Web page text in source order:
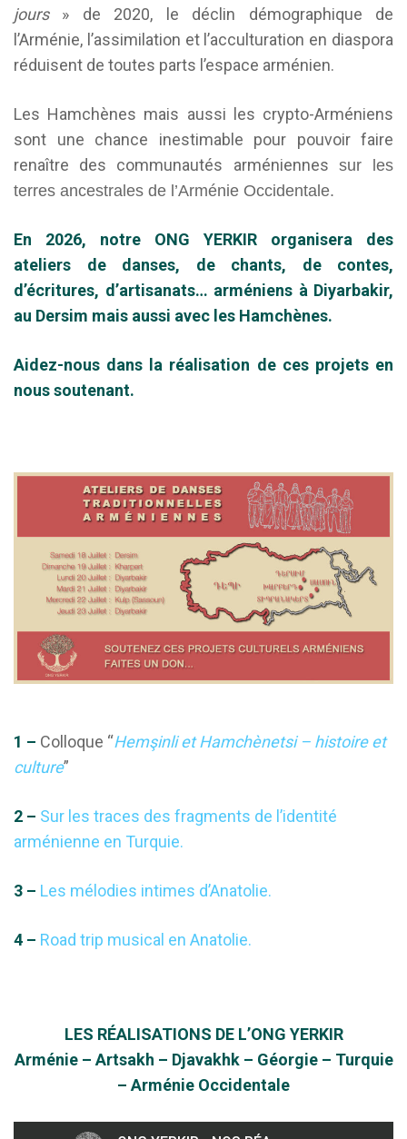
jours» de 2020, le déclin démographique de
l’Arménie, l’assimilation et l’acculturation en diaspora
réduisent de toutes parts l’espace arménien.
Les Hamchènes mais aussi les crypto-Arméniens
sont une chance inestimable pour pouvoir faire
renaître des communautés arméniennes sur les
terres ancestrales de l’Arménie Occidentale.
En 2026, notre ONG YERKIR organisera des
ateliers de danses, de chants, de contes,
d’écritures, d’artisanats… arméniens à Diyarbakir,
au Dersim mais aussi avec les Hamchènes.
Aidez-nous dans la réalisation de ces projets en
nous soutenant.
1 – Colloque “Hemşinli et Hamchènetsi – histoire et
culture”
2 – Sur les traces des fragments de l’identité
arménienne en Turquie.
3 – Les mélodies intimes d’Anatolie.
4 – Road trip musical en Anatolie.
LES RÉALISATIONS DE L’ONG YERKIR
Arménie – Artsakh – Djavakhk – Géorgie – Turquie
– Arménie Occidentale